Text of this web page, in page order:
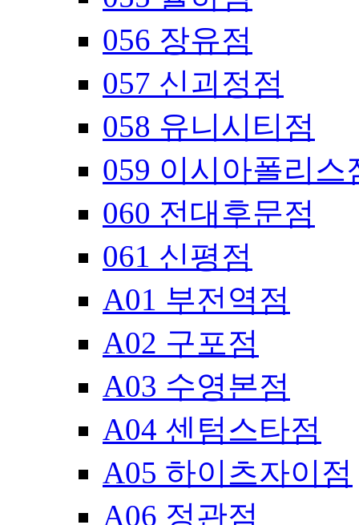
056 장유점
057 신괴정점
058 유니시티점
059 이시아폴리스
060 전대후문점
061 신평점
A01 부전역점
A02 구포점
A03 수영본점
A04 센텀스타점
A05 하이츠자이점
A06 정관점